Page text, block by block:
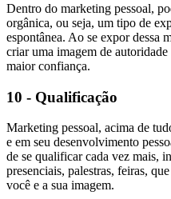
Dentro do marketing pessoal,
orgânica, ou seja, um tipo de
espontânea. Ao se expor dessa
criar uma imagem de
maior confiança.
10 - Qualificação
Marketing pessoal, acima de
e em seu desenvolvimento
de se qualificar cada vez mais,
presenciais, palestras, feiras,
você e a sua imagem.